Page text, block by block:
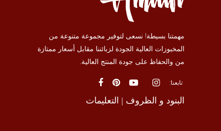
مهمتنا بسيطة! نسعى لتوفير مجموعة متنوعة من
المخبوزات العالية الجودة لزبائننا مقابل أسعار ممتازة
من والحفاظ على جودة المنتج العالية.
تابعنا:
البنود و الظروف | التعليمات